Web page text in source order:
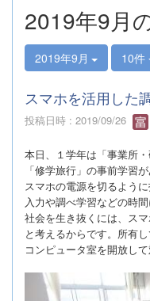
2019年9月
2019年9月 10件
スマホを活用した
投稿日時 : 2019/09/26
本日、１学年は「事業所
「修学旅行」の事前学習
スマホの電源を切るよう
入力や調べ学習などの時
社会を生き抜くには、ス
と考えるからです。所有
コンピュータ室を開放して